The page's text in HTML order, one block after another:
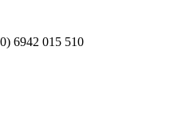
6942 015 510